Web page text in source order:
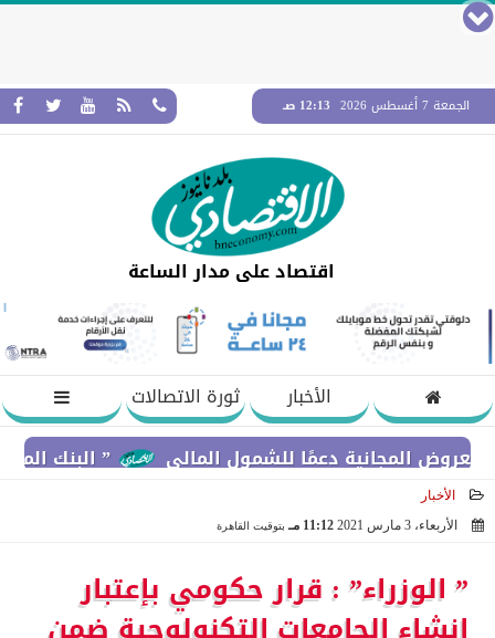
الجمعة 7 أغسطس 2026 12:13 صـ
اقتصاد على مدار الساعة
الأخبار
ثورة الاتصالات
” البنك المركزي” : معدلات الشمول المالي
دعمًا للشمول المالي
الأخبار
الأربعاء، 3 مارس 2021
11:12 مـ بتوقيت القاهرة
” الوزراء” : قرار حكومي بإعتبار